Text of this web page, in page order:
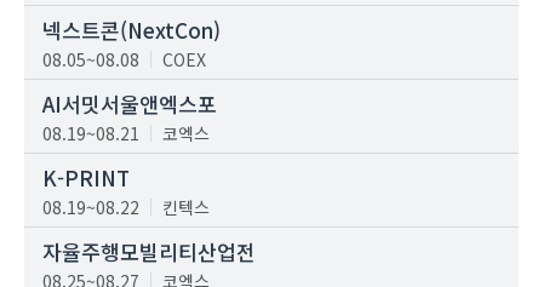
넥스트콘(NextCon)
08.05~08.08 COEX
AI서밋서울앤엑스포
08.19~08.21 코엑스
K-PRINT
08.19~08.22 킨텍스
자율주행모빌리티산업전
08.25~08.27 코엑스